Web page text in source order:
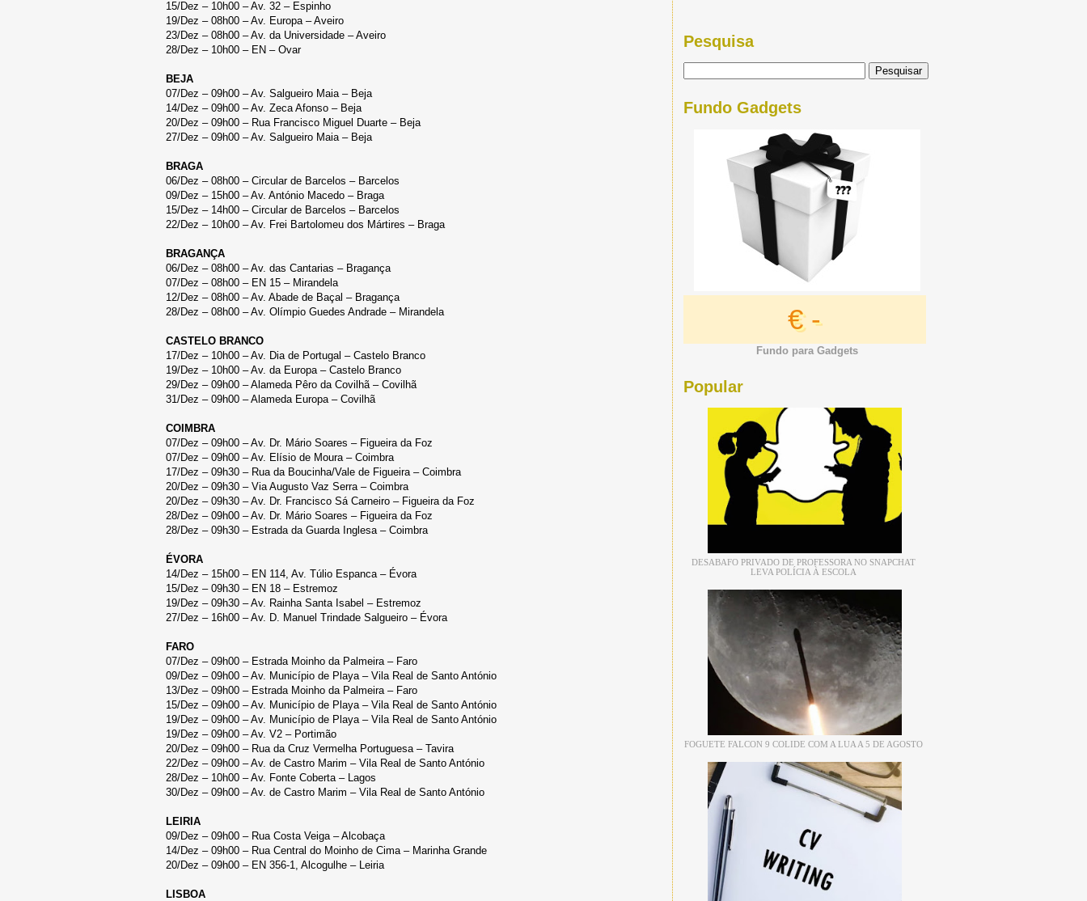
15/Dez – 10h00 – Av. 32 – Espinho
19/Dez – 08h00 – Av. Europa – Aveiro
23/Dez – 08h00 – Av. da Universidade – Aveiro
28/Dez – 10h00 – EN – Ovar
BEJA
07/Dez – 09h00 – Av. Salgueiro Maia – Beja
14/Dez – 09h00 – Av. Zeca Afonso – Beja
20/Dez – 09h00 – Rua Francisco Miguel Duarte – Beja
27/Dez – 09h00 – Av. Salgueiro Maia – Beja
BRAGA
06/Dez – 08h00 – Circular de Barcelos – Barcelos
09/Dez – 15h00 – Av. António Macedo – Braga
15/Dez – 14h00 – Circular de Barcelos – Barcelos
22/Dez – 10h00 – Av. Frei Bartolomeu dos Mártires – Braga
BRAGANÇA
06/Dez – 08h00 – Av. das Cantarias – Bragança
07/Dez – 08h00 – EN 15 – Mirandela
12/Dez – 08h00 – Av. Abade de Baçal – Bragança
28/Dez – 08h00 – Av. Olímpio Guedes Andrade – Mirandela
CASTELO BRANCO
17/Dez – 10h00 – Av. Dia de Portugal – Castelo Branco
19/Dez – 10h00 – Av. da Europa – Castelo Branco
29/Dez – 09h00 – Alameda Pêro da Covilhã – Covilhã
31/Dez – 09h00 – Alameda Europa – Covilhã
COIMBRA
07/Dez – 09h00 – Av. Dr. Mário Soares – Figueira da Foz
07/Dez – 09h00 – Av. Elísio de Moura – Coimbra
17/Dez – 09h30 – Rua da Boucinha/Vale de Figueira – Coimbra
20/Dez – 09h30 – Via Augusto Vaz Serra – Coimbra
20/Dez – 09h30 – Av. Dr. Francisco Sá Carneiro – Figueira da Foz
28/Dez – 09h00 – Av. Dr. Mário Soares – Figueira da Foz
28/Dez – 09h30 – Estrada da Guarda Inglesa – Coimbra
ÉVORA
14/Dez – 15h00 – EN 114, Av. Túlio Espanca – Évora
15/Dez – 09h30 – EN 18 – Estremoz
19/Dez – 09h30 – Av. Rainha Santa Isabel – Estremoz
27/Dez – 16h00 – Av. D. Manuel Trindade Salgueiro – Évora
FARO
07/Dez – 09h00 – Estrada Moinho da Palmeira – Faro
09/Dez – 09h00 – Av. Município de Playa – Vila Real de Santo António
13/Dez – 09h00 – Estrada Moinho da Palmeira – Faro
15/Dez – 09h00 – Av. Município de Playa – Vila Real de Santo António
19/Dez – 09h00 – Av. Município de Playa – Vila Real de Santo António
19/Dez – 09h00 – Av. V2 – Portimão
20/Dez – 09h00 – Rua da Cruz Vermelha Portuguesa – Tavira
22/Dez – 09h00 – Av. de Castro Marim – Vila Real de Santo António
28/Dez – 10h00 – Av. Fonte Coberta – Lagos
30/Dez – 09h00 – Av. de Castro Marim – Vila Real de Santo António
LEIRIA
09/Dez – 09h00 – Rua Costa Veiga – Alcobaça
14/Dez – 09h00 – Rua Central do Moinho de Cima – Marinha Grande
20/Dez – 09h00 – EN 356-1, Alcogulhe – Leiria
LISBOA
Pesquisa
Fundo Gadgets
€ -
Fundo para Gadgets
Popular
DESABAFO PRIVADO DE PROFESSORA NO SNAPCHAT
LEVA POLÍCIA À ESCOLA
FOGUETE FALCON 9 COLIDE COM A LUA A 5 DE AGOSTO